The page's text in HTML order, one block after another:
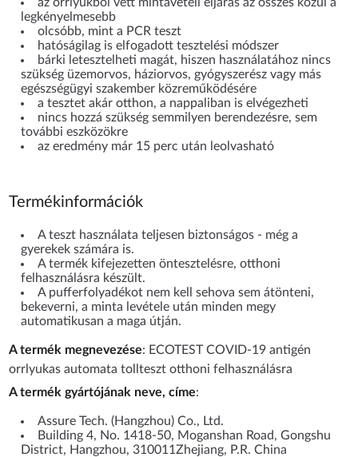
legkényelmesebb
olcsóbb, mint a PCR teszt
hatóságilag is elfogadott tesztelési módszer
bárki letesztelheti magát, hiszen használatához nincs
szükség üzemorvos, háziorvos, gyógyszerész vagy más
egészségügyi szakember közreműködésére
a tesztet akár otthon, a nappaliban is elvégezheti
nincs hozzá szükség semmilyen berendezésre, sem
további eszközökre
az eredmény már 15 perc után leolvasható
Termékinformációk
A teszt használata teljesen biztonságos - még a
gyerekek számára is.
A termék kifejezetten öntesztelésre, otthoni
felhasználásra készült.
A pufferfolyadékot nem kell sehova sem átönteni,
bekeverni, a minta levétele után minden megy
automatikusan a maga útján.
A termék megnevezése: ECOTEST COVID-19 antigén
orrlyukas automata tollteszt otthoni felhasználásra
A termék gyártójának neve, címe:
Assure Tech. (Hangzhou) Co., Ltd.
Building 4, No. 1418-50, Moganshan Road, Gongshu
District, Hangzhou, 310011Zhejiang, P.R. China